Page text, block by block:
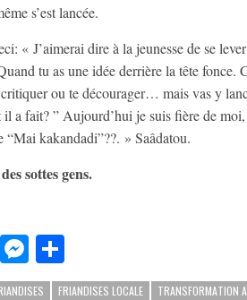
s’est lancée.
« J’aimerai dire à la jeunesse de se
tu as une idée derrière la tête fonce.
ou te décourager… mais vas y
a fait? ” Aujourd’hui je suis fière de moi,
“Mai kakandadi”??. » Saâdatou.
sottes gens.
RedditMessenger
FRIANDISES LOCALE TRANSFORMATION